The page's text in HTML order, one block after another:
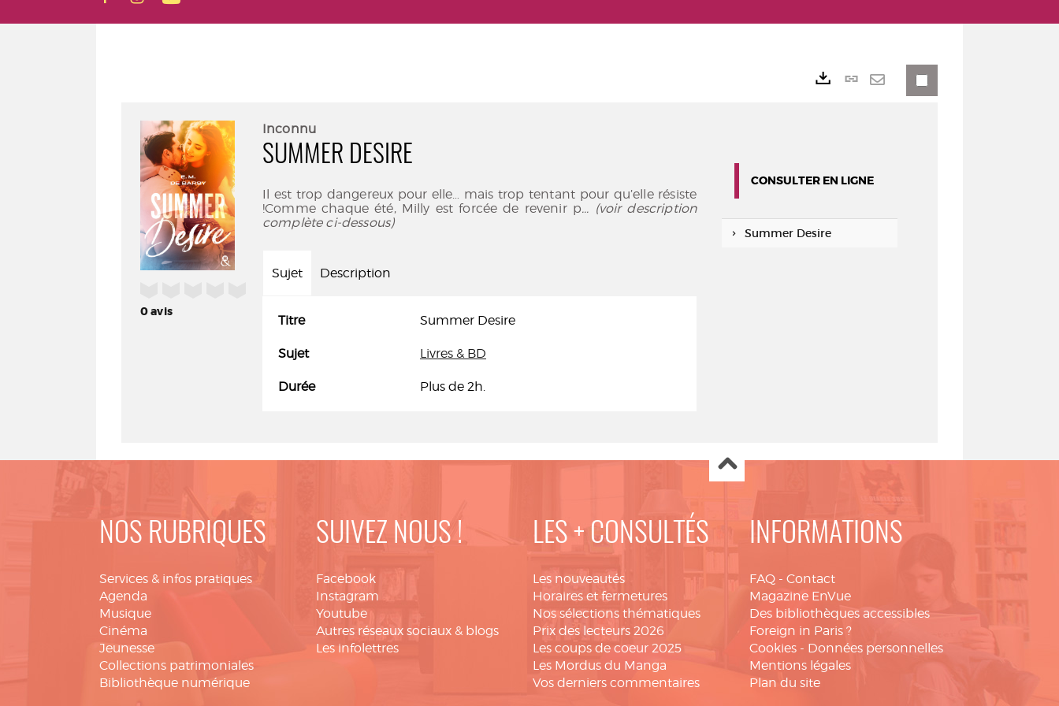
0avis
Inconnu
SUMMER DESIRE
Il est trop dangereux pour elle… mais trop tentant pour qu’elle résiste
!Comme chaque été, Milly est forcée de revenir p... (voir description
complète ci-dessous)
Sujet Description
Titre Summer Desire
Sujet Livres & BD
Durée Plus de 2h.
Lien
CONSULTER EN LIGNE
Summer Desire
NOS RUBRIQUES
Services & infos pratiques
Agenda
Musique
Cinéma
Jeunesse
Collections patrimoniales
Bibliothèque numérique
SUIVEZ NOUS !
Facebook
Instagram
Youtube
Autres réseaux sociaux & blogs
Les infolettres
LES + CONSULTÉS
Les nouveautés
Horaires et fermetures
Nos sélections thématiques
Prix des lecteurs 2026
Les coups de coeur 2025
Les Mordus du Manga
Vos derniers commentaires
INFORMATIONS
FAQ - Contact
Magazine EnVue
Des bibliothèques accessibles
Foreign in Paris ?
Cookies - Données personnelles
Mentions légales
Plan du site